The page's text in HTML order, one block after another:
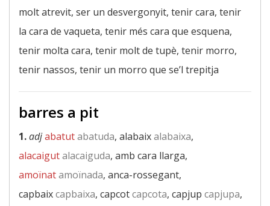
molt atrevit, ser un desvergonyit, tenir cara, tenir
la cara de vaqueta, tenir més cara que esquena,
tenir molta cara, tenir molt de tupè, tenir morro,
tenir nassos, tenir un morro que se’l trepitja
barres a pit
1.adjabatutabatuda, alabaixalabaixa,
alacaigutalacaiguda, amb cara llarga,
amoïnatamoïnada, anca-rossegant,
capbaixcapbaixa, capcotcapcota, capjup capjupa,